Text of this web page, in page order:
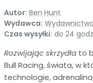
Autor: Ben Hunt
Wydawca:
Czas wysyłki: do 24
Rozwijając skrzydła to
Bull Racing, świata, w
technologie,